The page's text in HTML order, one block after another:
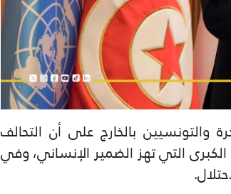
بالخارج على أن التحالف
الكبرى التي تهز الضمير الإنساني، وفي